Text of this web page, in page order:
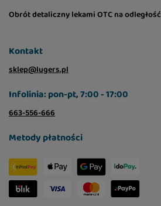
Obrót detaliczny lekami OTC na odległość
Kontakt
sklep@lugers.pl
Infolinia: pon-pt, 7:00 - 17:00
663-556-666
Metody płatności